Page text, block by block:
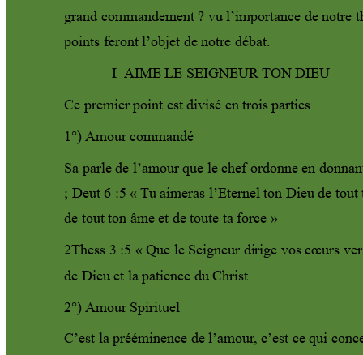
grand commandement ? vu l’importance de notre
points feront l’objet de notre débat.
I AIME LE SEIGNEUR TON DIEU
Ce premier point est divisé en trois parties
1°) Amour commandé
Sa parle de l’amour que le chef ordonne en
; Deut 6 :5 « Tu aimeras l’Eternel ton Dieu de
de tout ton âme et de toute ta force »
2Thess 3 :5 « Que le Seigneur dirige vos cœurs
de Dieu et la patience du Christ
2°) Amour Spirituel
C’est la prééminence de l’amour, c’est ce qui